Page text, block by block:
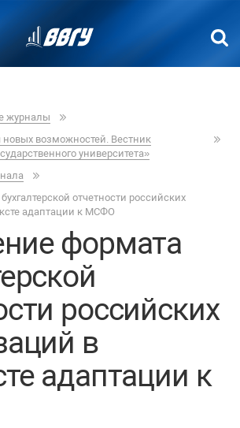
журналы
возможностей. Вестник
университета»
отчетности российских
адаптации к МСФО
формата
российских
в
адаптации к